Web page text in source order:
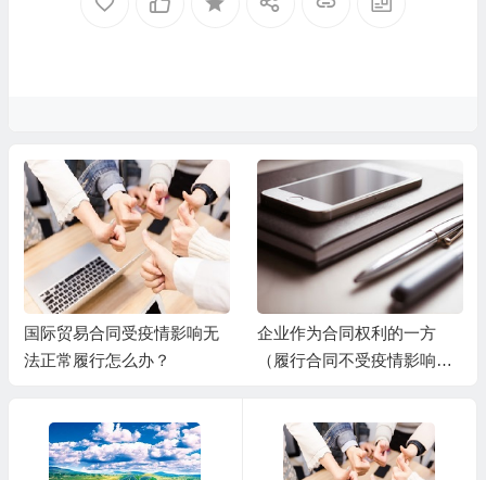
国际贸易合同受疫情影响无
法正常履行怎么办？
企业作为合同权利的一方
（履行合同不受疫情影响的
意逃避合同义务或债务，此
时建议做好以下工作：